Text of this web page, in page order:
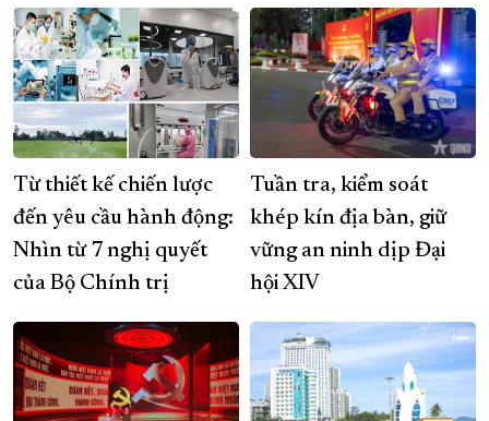
Từ thiết kế chiến lược
đến yêu cầu hành động:
Nhìn từ 7 nghị quyết
của Bộ Chính trị
Tuần tra, kiểm soát
khép kín địa bàn, giữ
vững an ninh dịp Đại
hội XIV